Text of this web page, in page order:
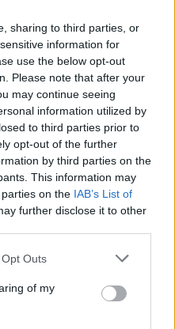
sharing to third parties, or
information for
use the below opt-out
Please note that after your
may continue seeing
information utilized by
to third parties prior to
opt-out of the further
by third parties on the
This information may
on the IAB’s List of
further disclose it to other
Outs
of my
(Jihlava, okres Jihlava)
Jihlava • obsluha CNC strojů •
Kč • příspěvek na ubytování
Jihlava • CNC operátor• mzda
příspěvek na ubytování (Jihlava,
• montážní dělník • mzda 44.700
(Jihlava, okres Jihlava)
Jihlava • práce ve skladu • mzda
Kč • ubytování (Jihlava, okres